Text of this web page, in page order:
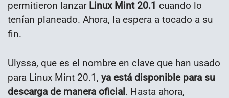
permitieron lanzar Linux Mint 20.1 cuando lo
tenían planeado. Ahora, la espera a tocado a su
fin.
Ulyssa, que es el nombre en clave que han usado
para Linux Mint 20.1, ya está disponible para su
descarga de manera oficial. Hasta ahora,